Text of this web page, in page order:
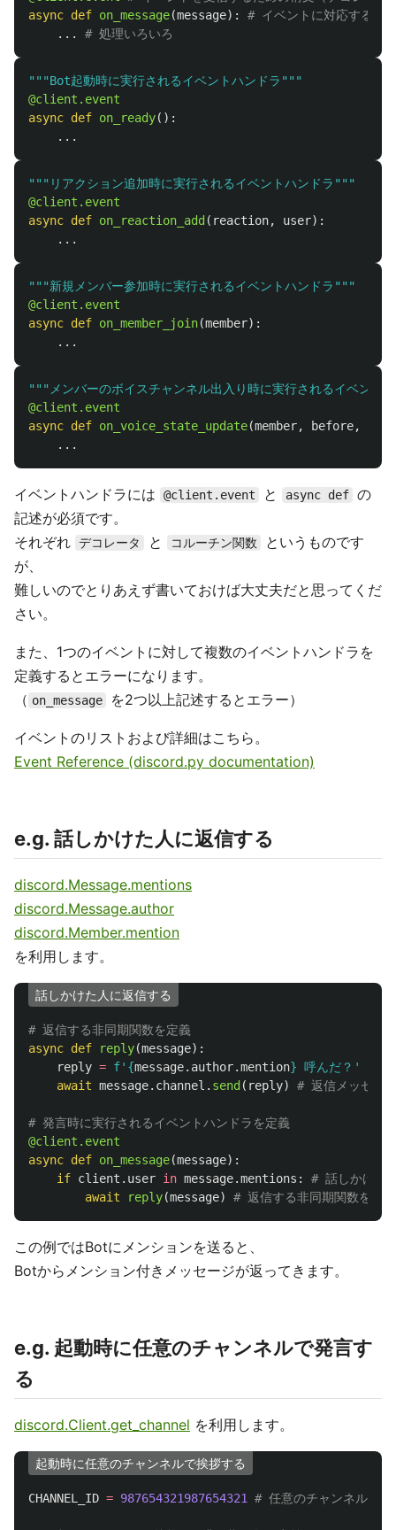
async def on_message(message):
...
"""Bot起動時に実行されるイベントハンドラ """
@client.event
async def on_ready():
...
""" リアクション追加時に実行されるイベントハンドラ """
@client.event
async def on_reaction_add( reaction, user):
...
"""新規メンバー参加時に実行されるイベントハンドラ """
@client.event
async def on_member_join(member):
...
""" メンバーのボイスチャンネル出入り時に実行されるイベント
@client.event
async def on_voice_state_update(member, before,
...
イベントハンドラには @client.event と async def の
記述が必須です。
それぞれ デコレータ と コルーチン関数
というものです
が、
難しいのでとりあえず書いておけば大丈夫だと思ってくだ
さい。
また、1つのイベントに対して複数のイベントハンドラを
定義するとエラーになります。
（ on_message を2つ以上記述するとエラー）
イベントのリストおよび詳細はこちら。
Event Reference (discord.py documentation)
e.g. 話しかけた人に返信する
discord.Message.mentions
discord.Message.author
discord.Member.mention
を利用します。
話しかけた人に返信する
async def reply(message):
reply = f' {message. author.mention} 呼んだ？ '
await message. channel . send( reply)
@client.event
async def on_message(message):
if client . user in message.mentions :
await
reply(message)
この例ではBotにメンションを送ると、
Botからメンション付きメッセージが返ってきます。
e.g. 起動時に任意のチャンネルで発言す
る
discord.Client.get_channel を利用します。
起動時に任意のチャンネルで挨拶する
CHANNEL_ID = 987654321987654321